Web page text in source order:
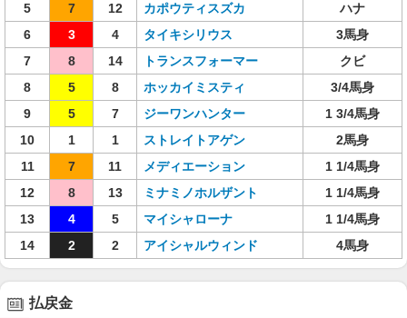
5
7 12 カポウティスズカ
ハナ
6
3 4 タイキシリウス
3馬身
7
8 14 トランスフォーマー
クビ
8
5 8 ホッカイミスティ
3/4馬身
9
5 7 ジーワンハンター
1 3/4馬身
10
1 1 ストレイトアゲン
2馬身
11
7 11 メディエーション
1 1/4馬身
12
8 13 ミナミノホルザント
1 1/4馬身
13
4 5 マイシャローナ
1 1/4馬身
14
2 2 アイシャルウィンド 4馬身
払戻金